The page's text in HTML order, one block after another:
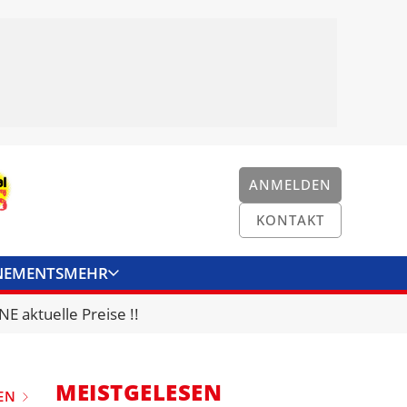
ANMELDEN
KONTAKT
MEHR
KONTAKT
aktuelle Preise !!
MEISTGELESEN